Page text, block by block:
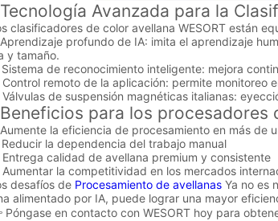
Avanzada para la
de color avellana WESORT están
profundo de IA: imita el aprendizaje
y tamaño.
de reconocimiento inteligente: mejora
remoto de la aplicación: permite monitoreo
de suspensión magnéticas italianas:
para los procesadores
la eficiencia de procesamiento en más de
la dependencia del trabajo manual
calidad de avellana premium y consistente
la competitividad en los mercados
de Procesamiento de avellanas Ya no es
alimentado por IA, puede lograr una mayor
en contacto con WESORT hoy para